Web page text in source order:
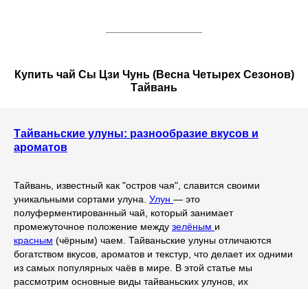
Купить чай Сы Цзи Чунь (Весна Четырех Сезонов)
Тайвань
Тайваньские улуны: разнообразие вкусов и
ароматов
Тайвань, известный как "остров чая", славится своими
уникальными сортами улуна. Улун — это
полуферментированный чай, который занимает
промежуточное положение между зелёным и
красным (чёрным) чаем. Тайваньские улуны отличаются
богатством вкусов, ароматов и текстур, что делает их одними
из самых популярных чаёв в мире. В этой статье мы
рассмотрим основные виды тайваньских улунов, их